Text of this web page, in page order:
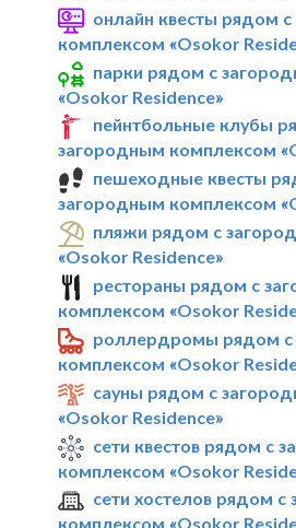
онлайн квесты рядом
комплексом «Osokor
парки рядом с
«Osokor Residence»
пейнтбольные клубы
загородным комплексом
пешеходные квесты
загородным комплексом
пляжи рядом с
«Osokor Residence»
рестораны рядом с
комплексом «Osokor
роллердромы рядом с
комплексом «Osokor
сауны рядом с
«Osokor Residence»
сети квестов рядом с
комплексом «Osokor
сети хостелов рядом
комплексом «Osokor